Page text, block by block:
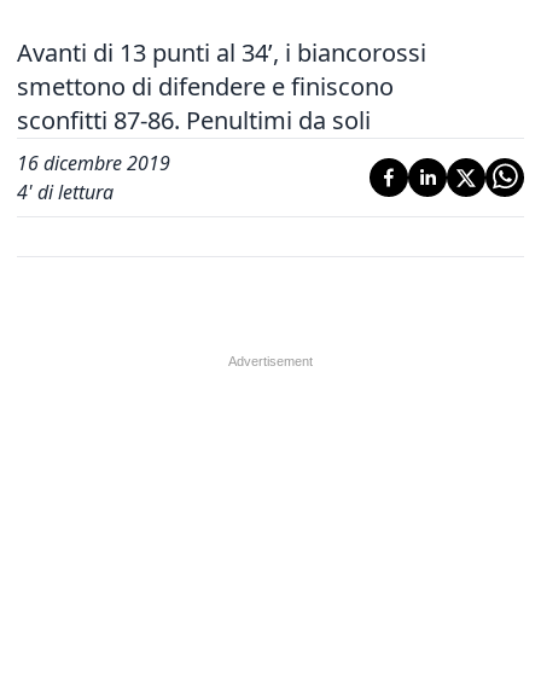
Avanti di 13 punti al 34’, i biancorossi
smettono di difendere e finiscono
sconfitti 87-86. Penultimi da soli
16 dicembre 2019
4' di lettura